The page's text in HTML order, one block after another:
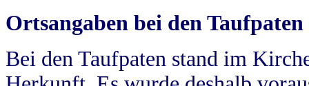
Ortsangaben bei den Taufpaten
Bei den Taufpaten stand im